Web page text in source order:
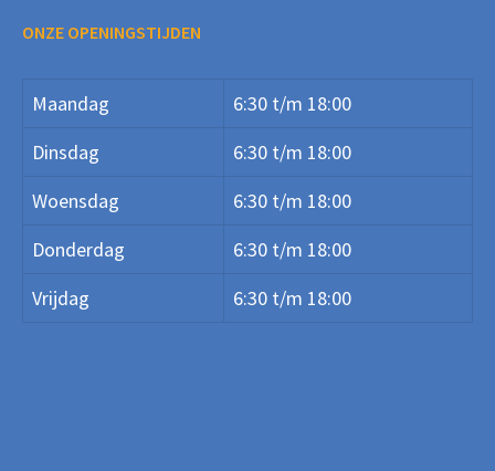
ONZE OPENINGSTIJDEN
Maandag
6:30 t/m 18:00
Dinsdag
6:30 t/m 18:00
Woensdag
6:30 t/m 18:00
Donderdag
6:30 t/m 18:00
Vrijdag
6:30 t/m 18:00